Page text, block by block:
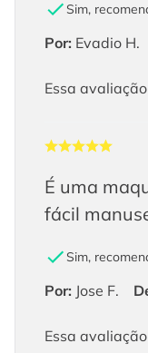
Sim,
Por: Evadio H.
Essa
É uma
fácil
Sim,
Por: Jose F.
Essa